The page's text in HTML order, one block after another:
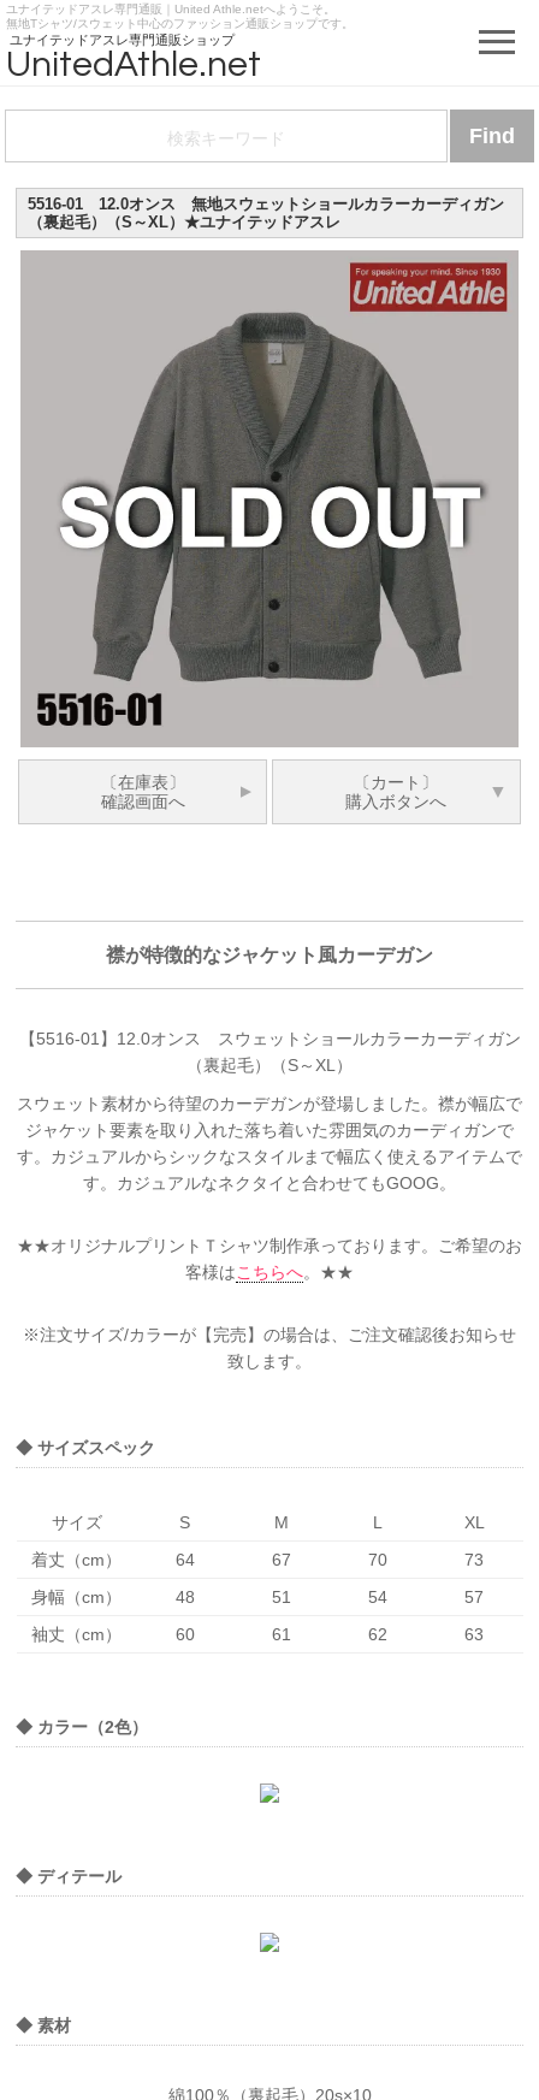
https://www.unitedathle.net
ユナイテッドアスレ専門通販｜United Athle.netへようこそ。
無地Tシャツ/スウェット中心のファッション通販ショップです。
ユナイテッドアスレ専門通販ショップ
UnitedAthle.net
5516-01 12.0オンス 無地スウェットショールカラーカーディガン
（裏起毛）（S～XL）★ユナイテッドアスレ
〔在庫表〕
確認画面へ
〔カート〕
購入ボタンへ
襟が特徴的なジャケット風カーデガン
【5516-01】12.0オンス スウェットショールカラーカーディガン
（裏起毛）（S～XL）
スウェット素材から待望のカーデガンが登場しました。襟が幅広で
ジャケット要素を取り入れた落ち着いた雰囲気のカーディガンで
す。カジュアルからシックなスタイルまで幅広く使えるアイテムで
す。カジュアルなネクタイと合わせてもGOOG。
★★オリジナルプリントＴシャツ制作承っております。ご希望のお
客様はこちらへ。★★
※注文サイズ/カラーが【完売】の場合は、ご注文確認後お知らせ
致します。
◆ サイズスペック
サイズ S M L
XL
着丈（cm）
64 67 70
73
身幅（cm）
48 51 54
57
袖丈（cm）
60 61 62 63
◆ カラー（2色）
◆ ディテール
◆ 素材
綿100％（裏起毛）20s×10